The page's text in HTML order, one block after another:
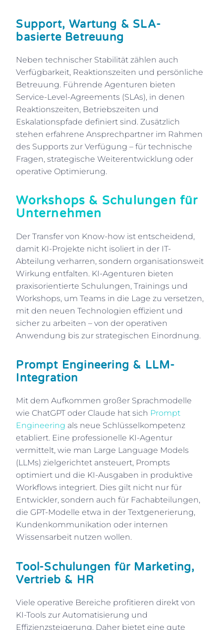
Support, Wartung & SLA-
basierte Betreuung
Neben technischer Stabilität zählen auch
Verfügbarkeit, Reaktionszeiten und persönliche
Betreuung. Führende Agenturen bieten
Service-Level-Agreements (SLAs), in denen
Reaktionszeiten, Betriebszeiten und
Eskalationspfade definiert sind. Zusätzlich
stehen erfahrene Ansprechpartner im Rahmen
des Supports zur Verfügung – für technische
Fragen, strategische Weiterentwicklung oder
operative Optimierung.
Workshops & Schulungen für
Unternehmen
Der Transfer von Know-how ist entscheidend,
damit KI-Projekte nicht isoliert in der IT-
Abteilung verharren, sondern organisationsweit
Wirkung entfalten. KI-Agenturen bieten
praxisorientierte Schulungen, Trainings und
Workshops, um Teams in die Lage zu versetzen,
mit den neuen Technologien effizient und
sicher zu arbeiten – von der operativen
Anwendung bis zur strategischen Einordnung.
Prompt Engineering & LLM-
Integration
Mit dem Aufkommen großer Sprachmodelle
wie ChatGPT oder Claude hat sich Prompt
Engineering als neue Schlüsselkompetenz
etabliert. Eine professionelle KI-Agentur
vermittelt, wie man Large Language Models
(LLMs) zielgerichtet ansteuert, Prompts
optimiert und die KI-Ausgaben in produktive
Workflows integriert. Dies gilt nicht nur für
Entwickler, sondern auch für Fachabteilungen,
die GPT-Modelle etwa in der Textgenerierung,
Kundenkommunikation oder internen
Wissensarbeit nutzen wollen.
Tool-Schulungen für Marketing,
Vertrieb & HR
Viele operative Bereiche profitieren direkt von
KI-Tools zur Automatisierung und
Effizienzsteigerung. Daher bietet eine gute